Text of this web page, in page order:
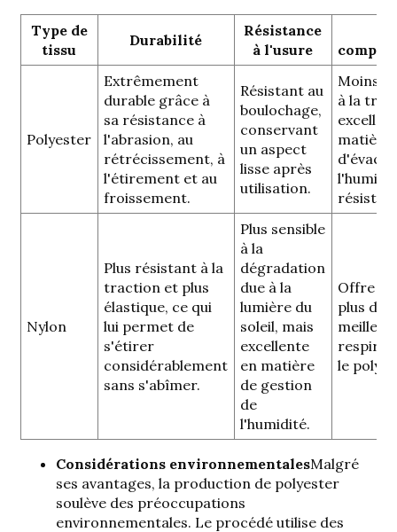
Type de
tissu
Durabilité
Résistance
à l'usure
Polyester
Extrêmement
durable grâce à
sa résistance à
l'abrasion, au
rétrécissement, à
l'étirement et au
froissement.
Résistant au
boulochage,
conservant
un aspect
lisse après
utilisation.
Moins
à la
matière
Nylon
Plus résistant à la
traction et plus
élastique, ce qui
lui permet de
s'étirer
considérablement
sans s'abîmer.
Plus sensible
à la
dégradation
due à la
lumière du
soleil, mais
excellente
en matière
de gestion
de
l'humidité.
Offre
plus
le
Considérations environnementalesMalgré
ses avantages, la production de polyester
soulève des préoccupations
environnementales. Le procédé utilise des